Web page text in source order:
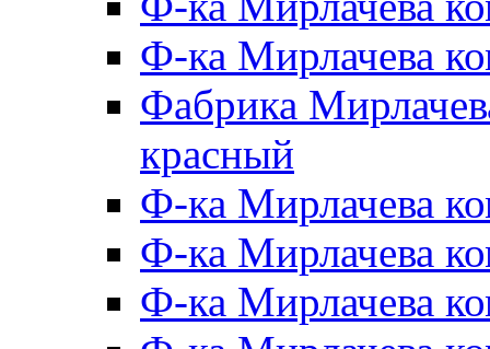
Ф-ка Мирлачева
Фабрика
красный
Ф-ка Мирлачева
Ф-ка Мирлачева
Ф-ка Мирлачева